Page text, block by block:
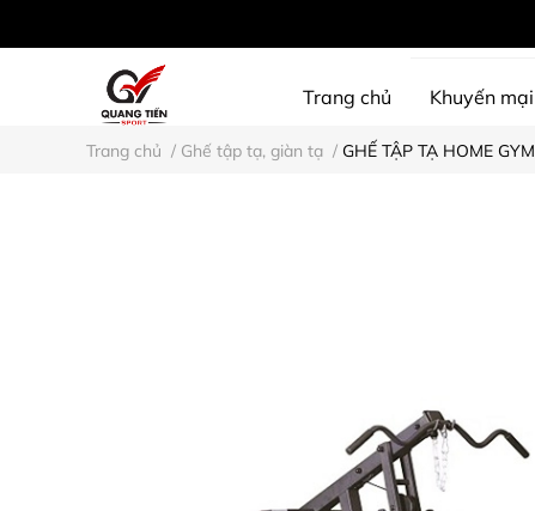
Trang chủ Khuyến mại
Trang chủ / Ghế tập tạ, giàn tạ / GHẾ TẬP TẠ HOME GYM